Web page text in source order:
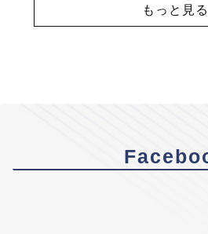
もっと見る